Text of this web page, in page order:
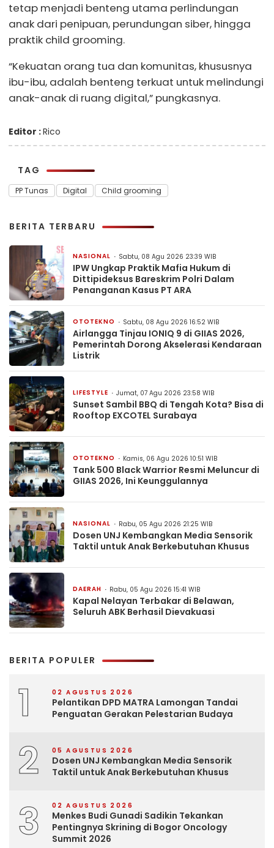
tetap menjadi benteng utama perlindungan
anak dari penipuan, perundungan siber, hingga
praktik child grooming.
“Kekuatan orang tua dan komunitas, khususnya
ibu-ibu, adalah benteng terkuat untuk melindungi
anak-anak di ruang digital,” pungkasnya.
Editor :Rico
TAG
PP Tunas Digital Child grooming
BERITA TERBARU
NASIONAL Sabtu, 08 Agu 2026 23:39 WIB
IPW Ungkap Praktik Mafia Hukum di
Dittipideksus Bareskrim Polri Dalam
Penanganan Kasus PT ARA
OTOTEKNO Sabtu, 08 Agu 2026 16:52 WIB
Airlangga Tinjau IONIQ 9 di GIIAS 2026,
Pemerintah Dorong Akselerasi Kendaraan
Listrik
LIFESTYLE Jumat, 07 Agu 2026 23:58 WIB
Sunset Sambil BBQ di Tengah Kota? Bisa di
Rooftop EXCOTEL Surabaya
OTOTEKNO Kamis, 06 Agu 2026 10:51 WIB
Tank 500 Black Warrior Resmi Meluncur di
GIIAS 2026, Ini Keunggulannya
NASIONAL Rabu, 05 Agu 2026 21:25 WIB
Dosen UNJ Kembangkan Media Sensorik
Taktil untuk Anak Berkebutuhan Khusus
DAERAH Rabu, 05 Agu 2026 15:41 WIB
Kapal Nelayan Terbakar di Belawan,
Seluruh ABK Berhasil Dievakuasi
BERITA POPULER
1 02 AGUSTUS 2026
Pelantikan DPD MATRA Lamongan Tandai
Penguatan Gerakan Pelestarian Budaya
2 05 AGUSTUS 2026
Dosen UNJ Kembangkan Media Sensorik
Taktil untuk Anak Berkebutuhan Khusus
3 02 AGUSTUS 2026
Menkes Budi Gunadi Sadikin Tekankan
Pentingnya Skrining di Bogor Oncology
Summit 2026